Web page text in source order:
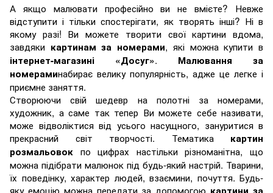
А якщо малювати професійно ви не вмієте? Невже
відступити і тільки спостерігати, як творять інші? Ні в
якому разі! Ви можете творити свої картини вдома,
завдяки картинам за номерами, які можна купити в
інтернет-магазині «Досуг». Малювання за
номераминабирає велику популярність, адже це легке і
приємне заняття.
Створюючи свій шедевр на полотні за номерами,
художник, а саме так тепер Ви можете себе називати,
може відволіктися від усього насущного, зануритися в
прекрасний світ творчості. Тематика картин
розмальовок по цифрах настільки різноманітна, що
можна підібрати малюнок під будь-який настрій. Тварини,
їх поведінку, характер людей, взаємини, почуття. Будь-
яку емоцію можна передати за допомогою картини за